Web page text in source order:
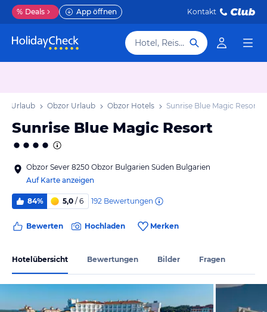
% Deals App öffnen Kontakt
Hotel, Reiseziel
Urlaub Obzor Urlaub Obzor Hotels Sunrise Blue Magic Resort
Sunrise Blue Magic Resort
Obzor Sever 8250 Obzor Bulgarien Süden Bulgarien
Auf Karte anzeigen
84% 5,0 / 6 192 Bewertungen
Bewerten Hochladen Merken
Hotelübersicht Bewertungen Bilder Fragen